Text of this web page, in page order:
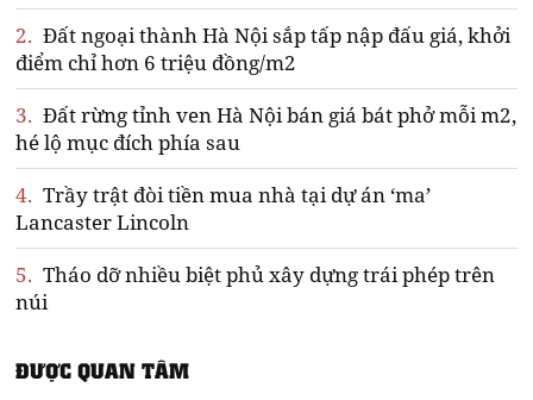
2. Đất ngoại thành Hà Nội sắp tấp nập đấu giá, khởi
điểm chỉ hơn 6 triệu đồng/m2
3. Đất rừng tỉnh ven Hà Nội bán giá bát phở mỗi m2,
hé lộ mục đích phía sau
4. Trầy trật đòi tiền mua nhà tại dự án ‘ma’
Lancaster Lincoln
5. Tháo dỡ nhiều biệt phủ xây dựng trái phép trên
núi
ĐƯỢC QUAN TÂM